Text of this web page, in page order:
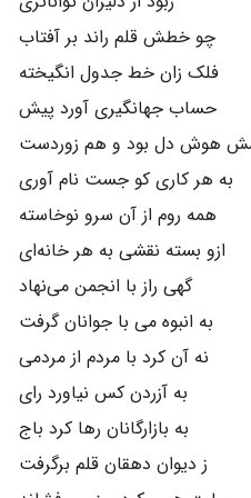
چو خطش قلم راند بر آفتاب
فلک زان خط جدول انگیخته
حساب جهانگیری آورد پیش
هوش دل بود و هم زوردست
به هر کاری کو جست نام آوری
همه روم از آن سرو نوخاسته
ازو بسته نقشی به هر خانه‌ای
گهی راز با انجمن می‌نهاد
به انبوه می با جوانان گرفت
نه آن کرد با مردم از مردمی
به آزردن کس نیاورد رای
به بازارگانان رها کرد باج
ز دیوان دهقان قلم برگرفت